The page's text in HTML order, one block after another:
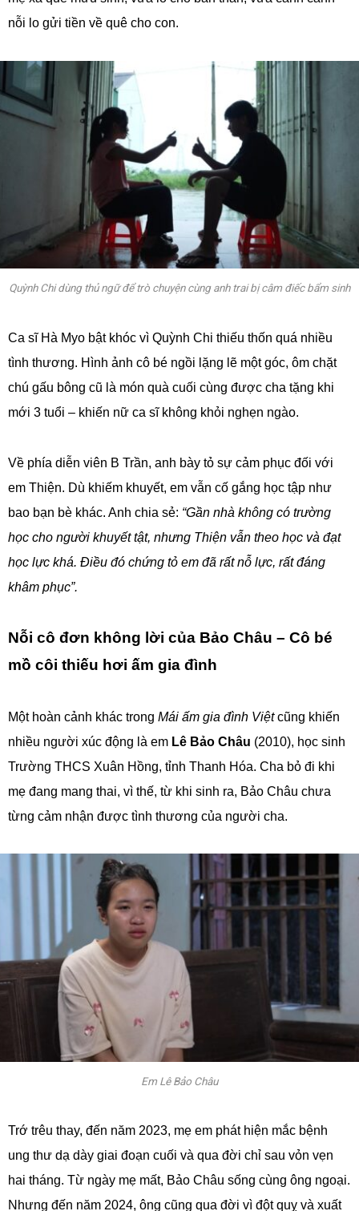
nỗi lo gửi tiền về quê cho con.
Quỳnh Chi dùng thủ ngữ để trò chuyện cùng anh trai bị câm điếc bẩm sinh
Ca sĩ Hà Myo bật khóc vì Quỳnh Chi thiếu thốn quá nhiều
tình thương. Hình ảnh cô bé ngồi lặng lẽ một góc, ôm chặt
chú gấu bông cũ là món quà cuối cùng được cha tặng khi
mới 3 tuổi – khiến nữ ca sĩ không khỏi nghẹn ngào.
Về phía diễn viên B Trần, anh bày tỏ sự cảm phục đối với
em Thiện. Dù khiếm khuyết, em vẫn cố gắng học tập như
bao bạn bè khác. Anh chia sẻ: “Gần nhà không có trường
học cho người khuyết tật, nhưng Thiện vẫn theo học và đạt
học lực khá. Điều đó chứng tỏ em đã rất nỗ lực, rất đáng
khâm phục”.
Nỗi cô đơn không lời của Bảo Châu – Cô bé
mồ côi thiếu hơi ấm gia đình
Một hoàn cảnh khác trong Mái ấm gia đình Việtcũng khiến
nhiều người xúc động là em Lê Bảo Châu (2010), học sinh
Trường THCS Xuân Hồng, tỉnh Thanh Hóa. Cha bỏ đi khi
mẹ đang mang thai, vì thế, từ khi sinh ra, Bảo Châu chưa
từng cảm nhận được tình thương của người cha.
Em Lê Bảo Châu
Trớ trêu thay, đến năm 2023, mẹ em phát hiện mắc bệnh
ung thư dạ dày giai đoạn cuối và qua đời chỉ sau vỏn vẹn
hai tháng. Từ ngày mẹ mất, Bảo Châu sống cùng ông ngoại.
Nhưng đến năm 2024, ông cũng qua đời vì đột quỵ và xuất